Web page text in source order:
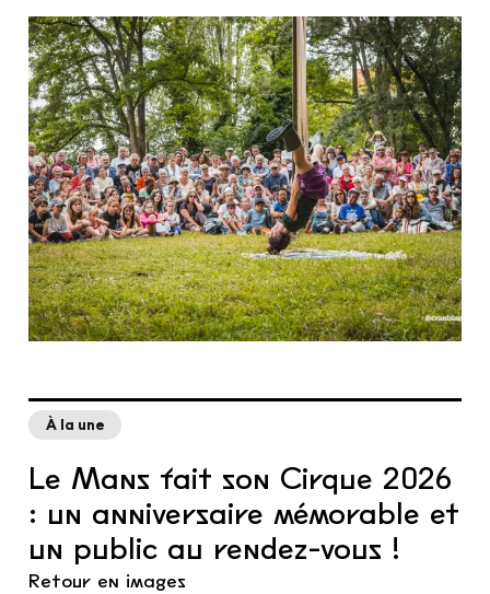
À la une
Le Mans fait son Cirque 2026
: un anniversaire mémorable et
un public au rendez-vous !
Retour en images